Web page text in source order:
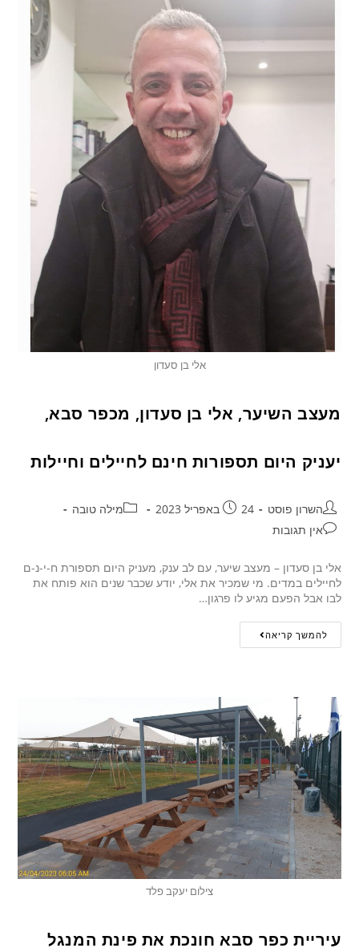
אלי בן סעדון
מעצב השיער, אלי בן סעדון, מכפר סבא,
יעניק היום תספורות חינם לחיילים וחיילות
השרון פוסט 24 באפריל 2023
מילה טובה
אין תגובות
אלי בן סעדון – מעצב שיער, עם לב ענק, מעניק היום תספורת ח-י-נ-ם
לחיילים במדים. מי שמכיר את אלי, יודע שכבר שנים הוא פותח את
לבו אבל הפעם מגיע לו פרגון…
להמשך קריאה
צילום יעקב פלד
עיריית כפר סבא חונכת את פינת המנגל